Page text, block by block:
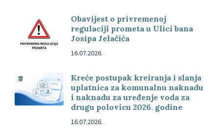
Obavijest o privremenoj
regulaciji prometa u Ulici bana
Josipa Jelačića
16.07.2026.
Kreće postupak kreiranja i slanja
uplatnica za komunalnu naknadu
i naknadu za uređenje voda za
drugu polovicu 2026. godine
16.07.2026.